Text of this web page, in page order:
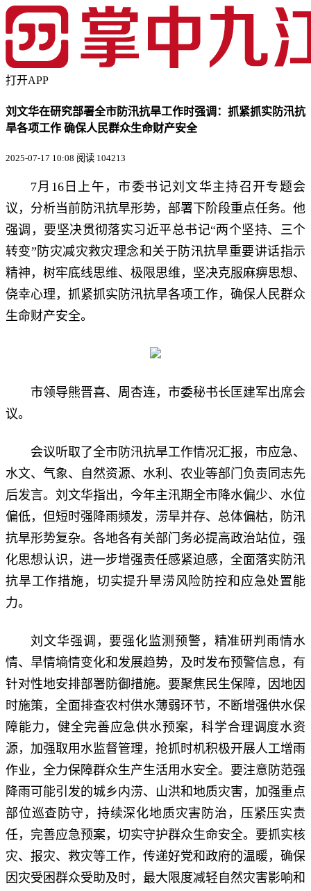
打开APP
刘文华在研究部署全市防汛抗旱工作时强调：抓紧抓实防汛抗
旱各项工作 确保人民群众生命财产安全
2025-07-17 10:08 阅读 104213
7月16日上午，市委书记刘文华主持召开专题会
议，分析当前防汛抗旱形势，部署下阶段重点任务。他
强调，要坚决贯彻落实习近平总书记“两个坚持、三个
转变”防灾减灾救灾理念和关于防汛抗旱重要讲话指示
精神，树牢底线思维、极限思维，坚决克服麻痹思想、
侥幸心理，抓紧抓实防汛抗旱各项工作，确保人民群众
生命财产安全。
市领导熊晋喜、周杏连，市委秘书长匡建军出席会
议。
会议听取了全市防汛抗旱工作情况汇报，市应急、
水文、气象、自然资源、水利、农业等部门负责同志先
后发言。刘文华指出，今年主汛期全市降水偏少、水位
偏低，但短时强降雨频发，涝旱并存、总体偏枯，防汛
抗旱形势复杂。各地各有关部门务必提高政治站位，强
化思想认识，进一步增强责任感紧迫感，全面落实防汛
抗旱工作措施，切实提升旱涝风险防控和应急处置能
力。
刘文华强调，要强化监测预警，精准研判雨情水
情、旱情墒情变化和发展趋势，及时发布预警信息，有
针对性地安排部署防御措施。要聚焦民生保障，因地因
时施策，全面排查农村供水薄弱环节，不断增强供水保
障能力，健全完善应急供水预案，科学合理调度水资
源，加强取用水监督管理，抢抓时机积极开展人工增雨
作业，全力保障群众生产生活用水安全。要注意防范强
降雨可能引发的城乡内涝、山洪和地质灾害，加强重点
部位巡查防守，持续深化地质灾害防治，压紧压实责
任，完善应急预案，切实守护群众生命安全。要抓实核
灾、报灾、救灾等工作，传递好党和政府的温暖，确保
因灾受困群众受助及时，最大限度减轻自然灾害影响和